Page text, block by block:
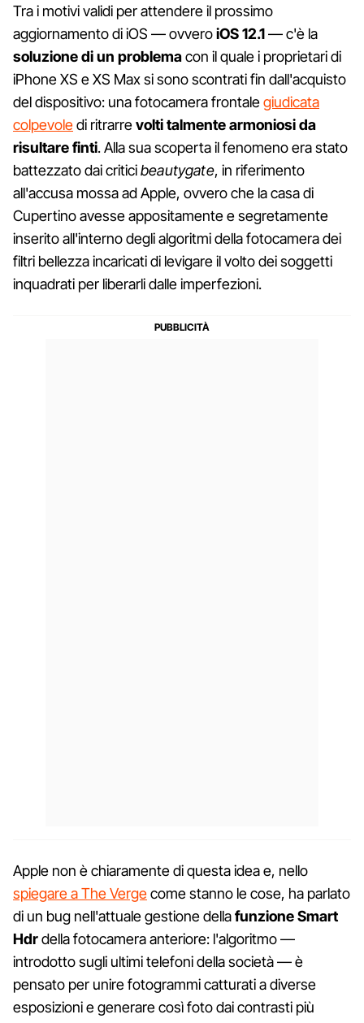
Tra i motivi validi per attendere il prossimo
aggiornamento di iOS — ovveroiOS 12.1— c'è la
soluzione di un problemacon il quale i proprietari di
iPhone XS e XS Max si sono scontrati fin dall'acquisto
del dispositivo: una fotocamera frontalegiudicata
colpevoledi ritrarrevolti talmente armoniosi da
risultare finti. Alla sua scoperta il fenomeno era stato
battezzato dai criticibeautygate, in riferimento
all'accusa mossa ad Apple, ovvero che la casa di
Cupertino avesse appositamente e segretamente
inserito all'interno degli algoritmi della fotocamera dei
filtri bellezza incaricati di levigare il volto dei soggetti
inquadrati per liberarli dalle imperfezioni.
Apple non è chiaramente di questa idea e, nello
spiegare a The Vergecome stanno le cose, ha parlato
di un bug nell'attuale gestione dellafunzione Smart
Hdrdella fotocamera anteriore: l'algoritmo —
introdotto sugli ultimi telefoni della società — è
pensato per unire fotogrammi catturati a diverse
esposizioni e generare così foto dai contrasti più